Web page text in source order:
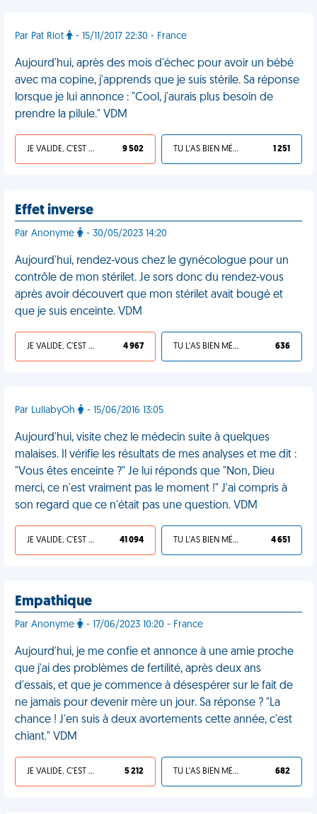
Par Pat Riot - 15/11/2017 22:30 - France
Aujourd'hui, après des mois d'échec pour avoir un bébé
avec ma copine, j'apprends que je suis stérile. Sa réponse
lorsque je lui annonce : "Cool, j'aurais plus besoin de
prendre la pilule." VDM
JE VALIDE, C'EST UNE VDM 9 502 TU L'AS BIEN MÉRITÉ 1 251
Effet inverse
Par Anonyme - 30/05/2023 14:20
Aujourd'hui, rendez-vous chez le gynécologue pour un
contrôle de mon stérilet. Je sors donc du rendez-vous
après avoir découvert que mon stérilet avait bougé et
que je suis enceinte. VDM
JE VALIDE, C'EST UNE VDM 4 967 TU L'AS BIEN MÉRITÉ 636
Par LullabyOh - 15/06/2016 13:05
Aujourd'hui, visite chez le médecin suite à quelques
malaises. Il vérifie les résultats de mes analyses et me dit :
"Vous êtes enceinte ?" Je lui réponds que "Non, Dieu
merci, ce n'est vraiment pas le moment !" J'ai compris à
son regard que ce n'était pas une question. VDM
JE VALIDE, C'EST UNE VDM 41 094 TU L'AS BIEN MÉRITÉ 4 651
Empathique
Par Anonyme - 17/06/2023 10:20 - France
Aujourd'hui, je me confie et annonce à une amie proche
que j'ai des problèmes de fertilité, après deux ans
d'essais, et que je commence à désespérer sur le fait de
ne jamais pour devenir mère un jour. Sa réponse ? "La
chance ! J'en suis à deux avortements cette année, c'est
chiant." VDM
JE VALIDE, C'EST UNE VDM 5 212 TU L'AS BIEN MÉRITÉ 682